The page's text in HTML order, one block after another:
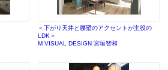
＜下がり天井と腰壁のアクセントが主役の
LDK＞
M VISUAL DESIGN 宮垣智和